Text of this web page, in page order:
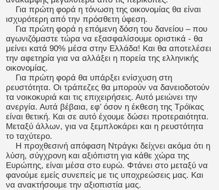
Για πρώτη φορά η τόνωση της οικονομίας θα είναι
ισχυρότερη από την πρόσθετη ύφεση.
Για πρώτη φορά η επόμενη δόση του δανείου – που
αγωνιζόμαστε τώρα να εξασφαλίσουμε οριστικά - θα
μείνει κατά 90% μέσα στην Ελλάδα! Και θα αποτελέσει
την αφετηρία για να αλλάξει η πορεία της ελληνικής
οικονομίας.
Για πρώτη φορά θα υπάρξει ενίσχυση στη
ρευστότητα. Οι τράπεζες θα μπορούν να δανειοδοτούν
τα νοικοκυριά και τις επιχειρήσεις. Αυτό μειώνει την
ανεργία. Αυτά βέβαια, εφ’ όσον η έκθεση της Τρόϊκας
είναι θετική. Και σε αυτό έχουμε δώσει προτεραιότητα.
Μεταξύ άλλων, για να ξεμπλοκάρει και η ρευστότητα
το ταχύτερο.
Η προχθεσινή απόφαση Ντράγκι δείχνει ακόμα ότι η
λύση, σύγχρονη και αξιόπιστη για κάθε χώρα της
Ευρώπης, είναι μέσα στο ευρώ. Φτάνει στο μεταξύ να
φανούμε εμείς συνεπείς με τις υποχρεώσεις μας. Και
να ανακτήσουμε την αξιοπιστία μας.